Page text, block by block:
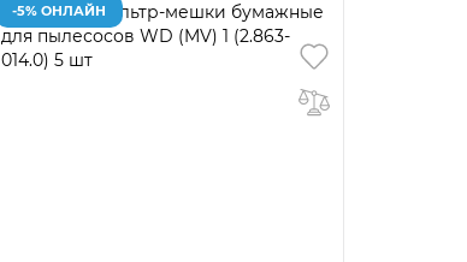
-5% ОНЛАЙН